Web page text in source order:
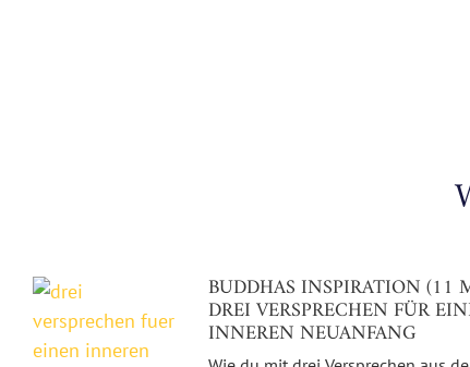
BUDDHAS INSPIRATION (11
DREI VERSPRECHEN FÜR
INNEREN NEUANFANG